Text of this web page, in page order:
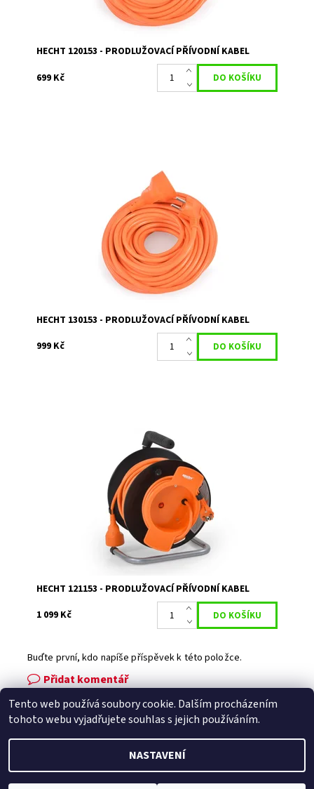
HECHT 120153 - PRODLUŽOVACÍ PŘÍVODNÍ KABEL
699 Kč
Prodlužovací kabel 30 m. Průřez vodiče 3 x 1,5 mm
Skladem 1
1756
HECHT
2 roky
HECHT 130153 - PRODLUŽOVACÍ PŘÍVODNÍ KABEL
999 Kč
Prodlužovací kabel na cívce 20 m. Průřez vodiče 3 x 1,5
Momentálně nedostupné
1762
HECHT
2 roky
HECHT 121153 - PRODLUŽOVACÍ PŘÍVODNÍ KABEL
1 099 Kč
Buďte první, kdo napíše příspěvek k této položce.
Přidat komentář
Facebook | Heureka.cz | Zboží.cz
2026 © Zahradní technika VOLEJNÍK, všechna práva vyhrazena
Tento web používá soubory cookie. Dalším procházením
tohoto webu vyjadřujete souhlas s jejich používáním.
NASTAVENÍ